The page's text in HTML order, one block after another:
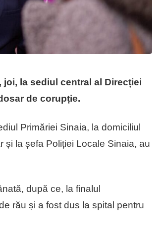
la sediul central al Direcției
de corupție.
Primăriei Sinaia, la domiciliul
și la șefa Poliției Locale Sinaia, au
după ce, la finalul
rău și a fost dus la spital pentru